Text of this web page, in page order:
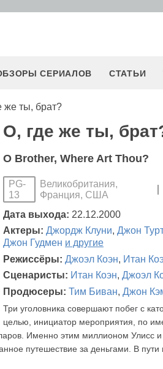
СЕРИАЛОВ СТАТЬИ
же ты, брат?
О, где же ты,
O Brother, Where Art Thou?
PG-
13
Великобритания,
Франция, США
Дата выхода: 22.12.2000
Актеры: Джордж Клуни, Джон
Джон Гудмен и другие
Режиссёры: Джоэл Коэн, Итан
Сценаристы: Итан Коэн, Джоэл
Продюсеры: Тим Биван, Джон
Три уголовника совершают побег с
целью, инициатор мероприятия, по
Именно этим миллионом Улисс
путешествие за деньгами. В